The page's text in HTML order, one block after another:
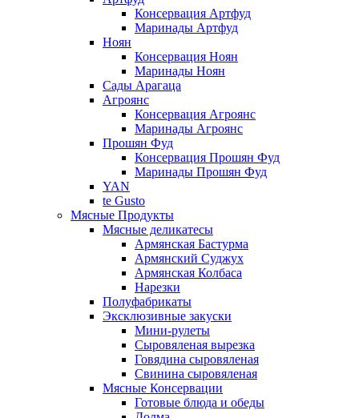
Консервация Артфуд
Маринады Артфуд
Ноян
Консервация Ноян
Маринады Ноян
Сады Арагаца
Агроянс
Консервация Агроянс
Маринады Агроянс
Прошян Фуд
Консервация Прошян Фуд
Маринады Прошян Фуд
YAN
te Gusto
Мясные Продукты
Мясные деликатесы
Армянская Бастурма
Армянский Суджух
Армянская Колбаса
Нарезки
Полуфабрикаты
Эксклюзивные закуски
Мини-рулеты
Сыровяленая вырезка
Говядина сыровяленая
Свинина сыровяленая
Мясные Консервации
Готовые блюда и обеды